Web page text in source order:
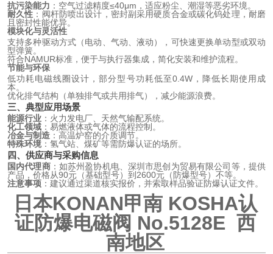
抗污染能力 ：空气过滤精度≤40μm，适应粉尘、潮湿等恶劣环境。
耐久性 ：阀杆防喷出设计，密封副采用硬质合金或碳化钨处理，耐磨
且密封性能优异。
模块化与灵活性
支持多种驱动方式（电动、气动、液动），可快速更换单动型或双动
型弹簧。
符合NAMUR标准，便于与执行器集成，简化安装和维护流程。
节能与环保
低功耗电磁线圈设计，部分型号功耗低至0.4W，降低长期使用成
本。
优化排气结构（单独排气或共用排气），减少能源浪费。
三、典型应用场景
能源行业 ：火力发电厂、天然气输配系统。
化工领域 ：易燃液体或气体的流程控制。
冶金与制造 ：高温炉窑的介质调节。
特殊环境 ：氢气站、煤矿等需防爆认证的场所。
四、供应商与采购信息
国内代理商：如苏州盈协机电、深圳市思创为贸易有限公司等，提供
产品，价格从90元（基础型号）到2600元（防爆型号）不等。
注意事项 ：建议通过渠道核实报价，并索取样品验证防爆认证文件。
日本KONAN甲南 KOSHA认
证防爆电磁阀 No.5128E 西
南地区